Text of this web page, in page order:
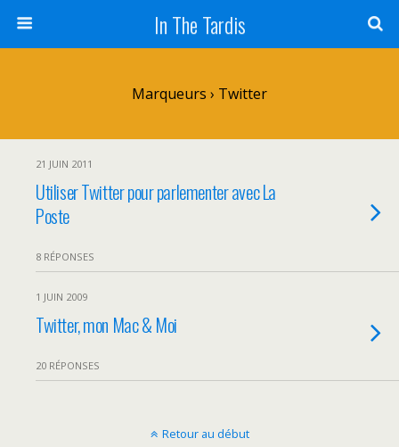
In The Tardis
Marqueurs › Twitter
21 JUIN 2011
Utiliser Twitter pour parlementer avec La
Poste
8 RÉPONSES
1 JUIN 2009
Twitter, mon Mac & Moi
20 RÉPONSES
Retour au début